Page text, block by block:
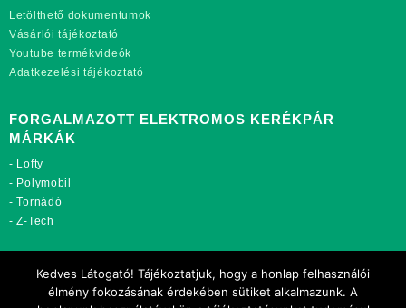
Letölthető dokumentumok
Vásárlói tájékoztató
Youtube termékvideók
Adatkezelési tájékoztató
FORGALMAZOTT ELEKTROMOS KERÉKPÁR
MÁRKÁK
- Lofty
- Polymobil
-Tornádó
-Z-Tech
rekordmobil.hu
rekordmotor.hu
Kedves Látogató! Tájékoztatjuk, hogy a honlap felhasználói
élmény fokozásának érdekében sütiket alkalmazunk. A